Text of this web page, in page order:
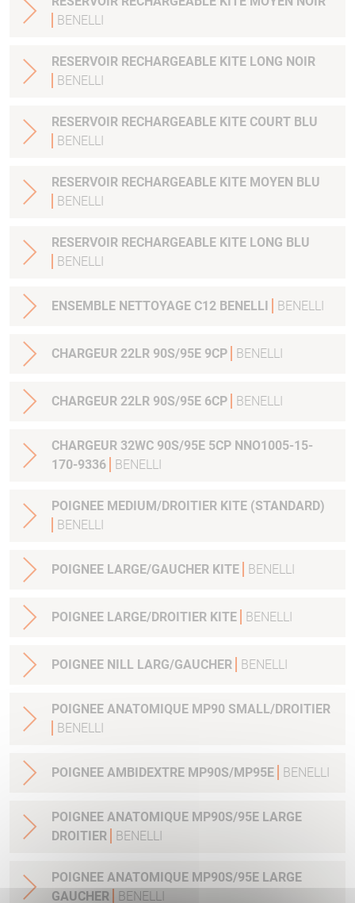
BENELLI
RESERVOIR RECHARGEABLE KITE LONG NOIR
BENELLI
RESERVOIR RECHARGEABLE KITE COURT BLU
BENELLI
RESERVOIR RECHARGEABLE KITE MOYEN BLU
BENELLI
RESERVOIR RECHARGEABLE KITE LONG BLU
BENELLI
ENSEMBLE NETTOYAGE C12 BENELLI BENELLI
CHARGEUR 22LR 90S/95E 9CP BENELLI
CHARGEUR 22LR 90S/95E 6CP BENELLI
CHARGEUR 32WC 90S/95E 5CP NNO1005-15-
170-9336
BENELLI
POIGNEE MEDIUM/DROITIER KITE (STANDARD)
BENELLI
POIGNEE LARGE/GAUCHER KITE BENELLI
POIGNEE LARGE/DROITIER KITE BENELLI
POIGNEE NILL LARG/GAUCHER BENELLI
POIGNEE ANATOMIQUE MP90 SMALL/DROITIER
BENELLI
POIGNEE AMBIDEXTRE MP90S/MP95E BENELLI
POIGNEE ANATOMIQUE MP90S/95E LARGE
DROITIER
BENELLI
POIGNEE ANATOMIQUE MP90S/95E LARGE
GAUCHER
BENELLI